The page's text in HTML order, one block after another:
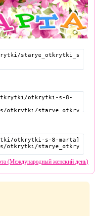
(Международный женский день)